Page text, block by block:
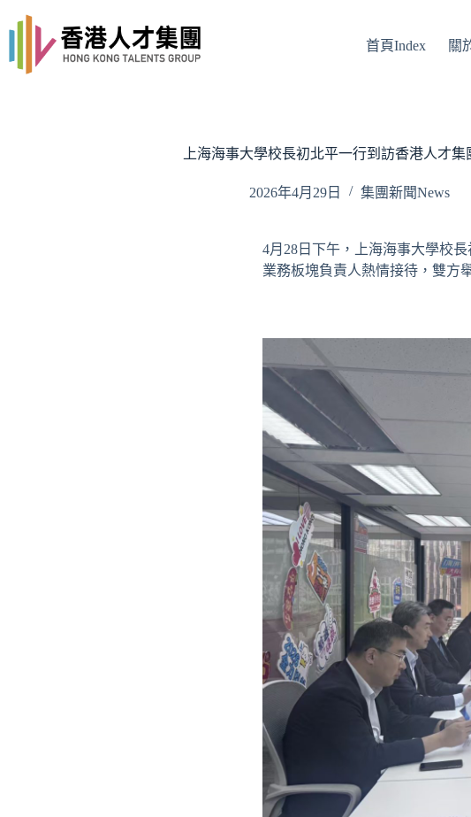
首頁Index 關
上海海事大學校長初北平一行到訪香港人才集
2026年4月29日 集團新聞News
4月28日下午，上海海事大學校
業務板塊負責人熱情接待，雙方